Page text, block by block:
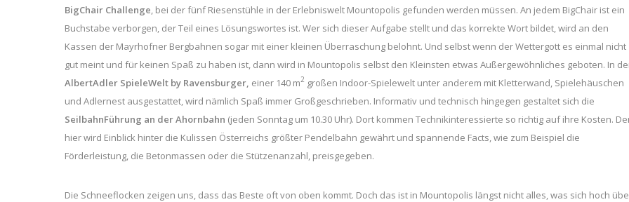
BigChair Challenge, bei der fünf Riesenstühle in der Erlebniswelt Mountopolis gefunden werden müssen. An jedem BigChair ist ein
Buchstabe verborgen, der Teil eines Lösungswortes ist. Wer sich dieser Aufgabe stellt und das korrekte Wort bildet, wird an den
Kassen der Mayrhofner Bergbahnen sogar mit einer kleinen Überraschung belohnt. Und selbst wenn der Wettergott es einmal nicht
gut meint und für keinen Spaß zu haben ist, dann wird in Mountopolis selbst den Kleinsten etwas Außergewöhnliches geboten. In
AlbertAdler SpieleWelt by Ravensburger, einer 140 m2 großen Indoor-Spielewelt unter anderem mit Kletterwand, Spielehäuschen
und Adlernest ausgestattet, wird nämlich Spaß immer Großgeschrieben. Informativ und technisch hingegen gestaltet sich die
SeilbahnFührung an der Ahornbahn (jeden Sonntag um 10.30 Uhr). Dort kommen Technikinteressierte so richtig auf ihre Kosten.
hier wird Einblick hinter die Kulissen Österreichs größter Pendelbahn gewährt und spannende Facts, wie zum Beispiel die
Förderleistung, die Betonmassen oder die Stützenanzahl, preisgegeben.
Die Schneeflocken zeigen uns, dass das Beste oft von oben kommt. Doch das ist in Mountopolis längst nicht alles, was sich hoch